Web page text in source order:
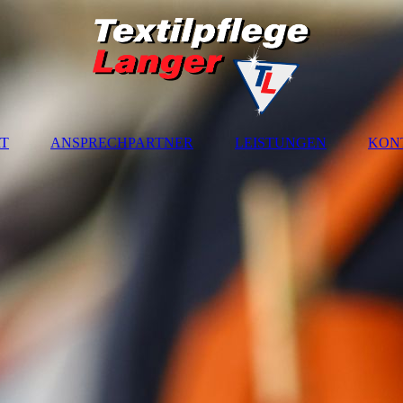
ANSPRECHPARTNER LEISTUNGEN